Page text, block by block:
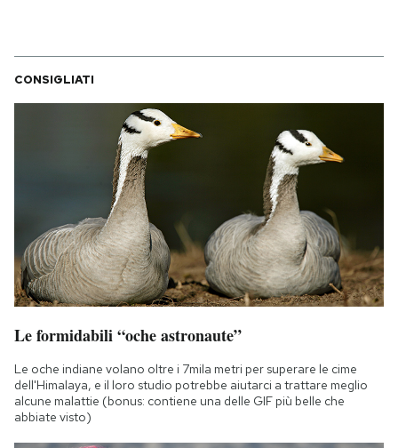
CONSIGLIATI
Le formidabili “oche astronaute”
Le oche indiane volano oltre i 7mila metri per superare le cime
dell'Himalaya, e il loro studio potrebbe aiutarci a trattare meglio
alcune malattie (bonus: contiene una delle GIF più belle che
abbiate visto)